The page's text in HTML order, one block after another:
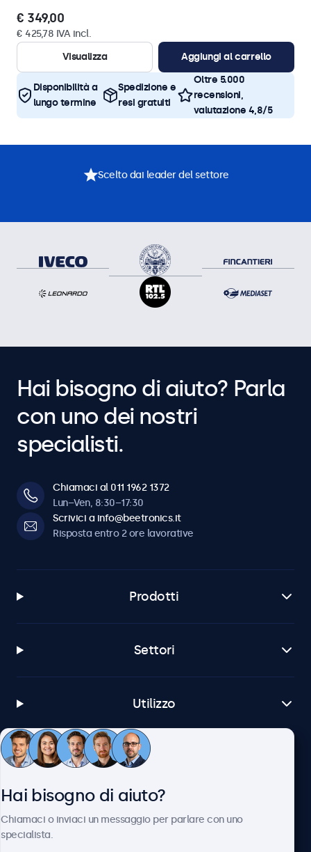
€ 349,00
€ 425,78 IVA incl.
Visualizza
Aggiungi al carrello
Disponibilità a
lungo termine
Spedizione e
resi gratuiti
Oltre 5.000
recensioni,
valutazione 4,8/5
Scelto dai leader del settore
Hai bisogno di aiuto? Parla
con uno dei nostri
specialisti.
Chiamaci al 011 1962 1372
Lun–Ven, 8:30–17:30
Scrivici a info@beetronics.it
Risposta entro 2 ore lavorative
Prodotti
Settori
Utilizzo
Servizio Clienti
Hai bisogno di aiuto?
Chiamaci o inviaci un messaggio per parlare con uno
specialista.